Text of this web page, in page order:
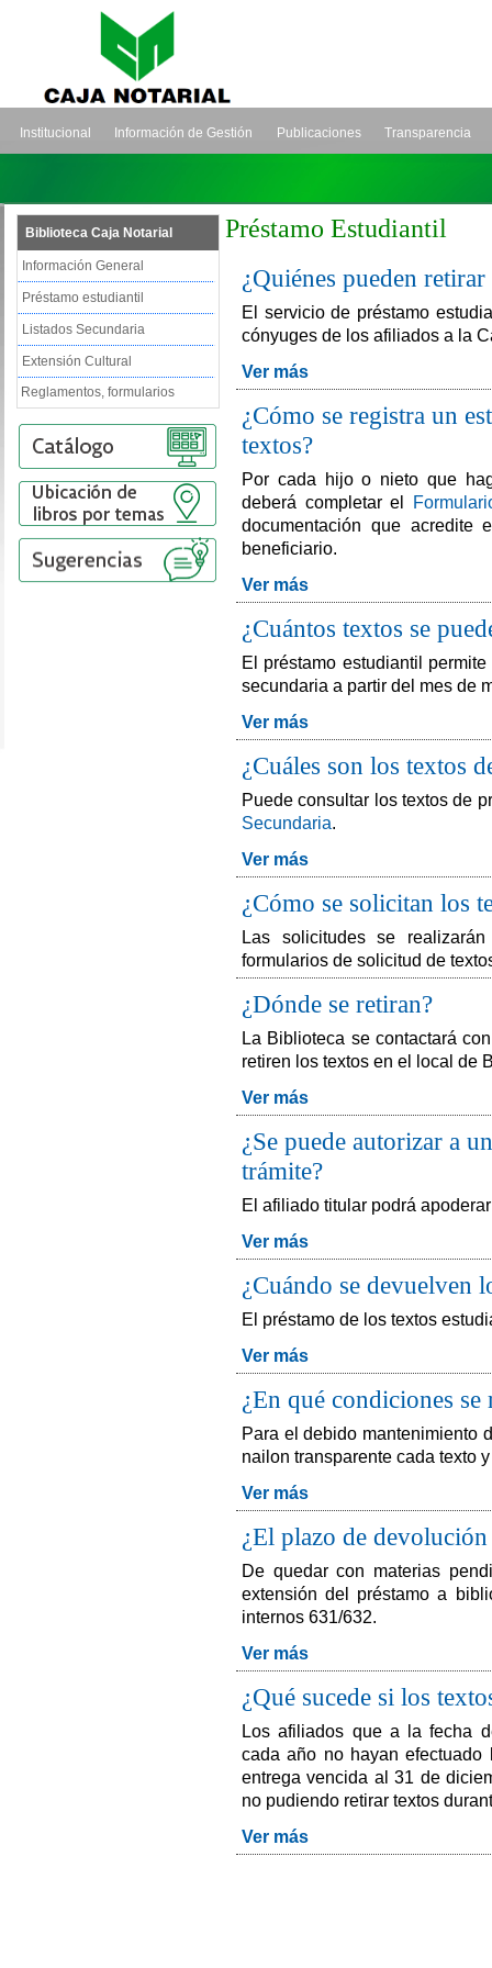
Institucional Información de Gestión Publicaciones Transparencia
Biblioteca Caja Notarial
Información General
Préstamo estudiantil
Listados Secundaria
Extensión Cultural
Reglamentos, formularios
Préstamo Estudiantil
¿Quiénes pueden retirar
El servicio de préstamo
cónyuges de los afiliados a la
Ver más
¿Cómo se registra un
textos?
Por cada hijo o nieto que
deberá completar el
documentación que
beneficiario.
Ver más
¿Cuántos textos se
El préstamo estudiantil
secundaria a partir del mes de
Ver más
¿Cuáles son los textos
Puede consultar los textos de
Secundaria.
Ver más
¿Cómo se solicitan los
Las solicitudes se
formularios de solicitud de
¿Dónde se retiran?
La Biblioteca se contactará
retiren los textos en el local de
Ver más
¿Se puede autorizar a
trámite?
El afiliado titular podrá
Ver más
¿Cuándo se devuelven
El préstamo de los textos
Ver más
¿En qué condiciones
Para el debido mantenimiento
nailon transparente cada texto
Ver más
¿El plazo de
De quedar con materias
extensión del préstamo a
internos 631/632.
Ver más
¿Qué sucede si los
Los afiliados que a la fecha
cada año no hayan
entrega vencida al 31 de
no pudiendo retirar textos
Ver más